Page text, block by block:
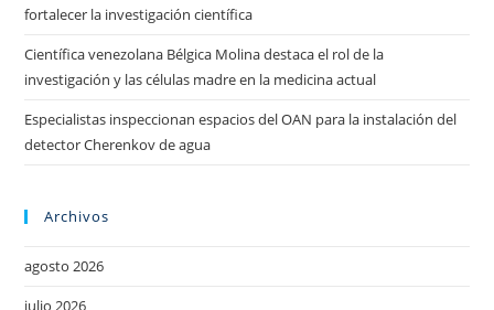
fortalecer la investigación científica
Científica venezolana Bélgica Molina destaca el rol de la
investigación y las células madre en la medicina actual
Especialistas inspeccionan espacios del OAN para la instalación del
detector Cherenkov de agua
Archivos
agosto 2026
julio 2026